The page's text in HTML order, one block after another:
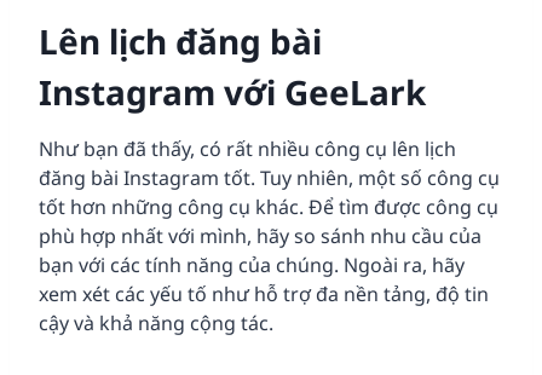
Lên lịch đăng bài
Instagram với GeeLark
Như bạn đã thấy, có rất nhiều công cụ lên lịch
đăng bài Instagram tốt. Tuy nhiên, một số công cụ
tốt hơn những công cụ khác. Để tìm được công cụ
phù hợp nhất với mình, hãy so sánh nhu cầu của
bạn với các tính năng của chúng. Ngoài ra, hãy
xem xét các yếu tố như hỗ trợ đa nền tảng, độ tin
cậy và khả năng cộng tác.